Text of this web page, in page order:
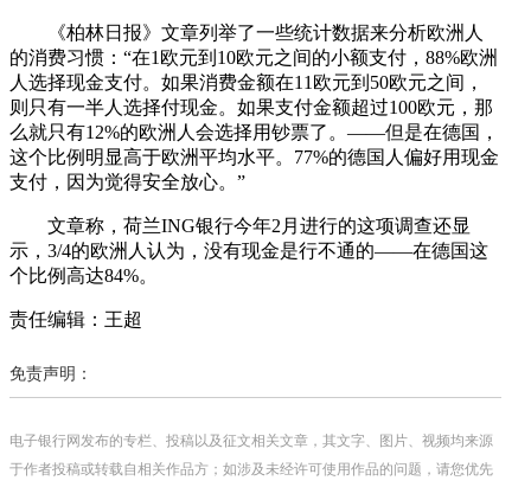
《柏林日报》文章列举了一些统计数据来分析欧洲人
的消费习惯：“在1欧元到10欧元之间的小额支付，88%欧洲
人选择现金支付。如果消费金额在11欧元到50欧元之间，
则只有一半人选择付现金。如果支付金额超过100欧元，那
么就只有12%的欧洲人会选择用钞票了。——但是在德国，
这个比例明显高于欧洲平均水平。77%的德国人偏好用现金
支付，因为觉得安全放心。”
文章称，荷兰ING银行今年2月进行的这项调查还显
示，3/4的欧洲人认为，没有现金是行不通的——在德国这
个比例高达84%。
责任编辑：王超
免责声明：
电子银行网发布的专栏、投稿以及征文相关文章，其文字、图片、视频均来源
于作者投稿或转载自相关作品方；如涉及未经许可使用作品的问题，请您优先